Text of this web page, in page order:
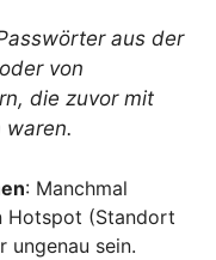
aus der
von
die zuvor mit
: Manchmal
Hotspot (Standort
sein.